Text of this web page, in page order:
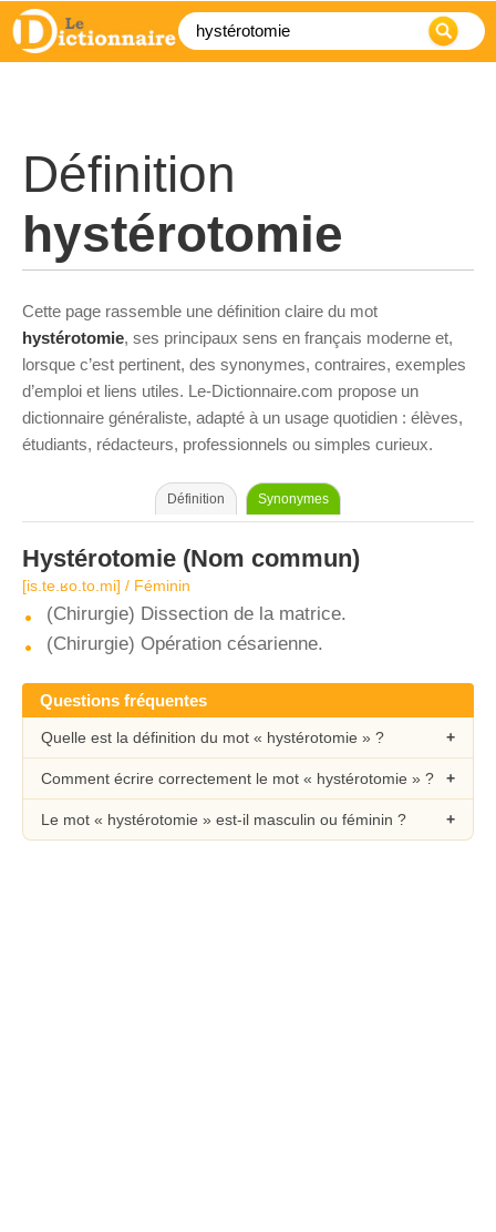
Définition
hystérotomie
Cette page rassemble une définition claire du mot
hystérotomie, ses principaux sens en français moderne et,
lorsque c’est pertinent, des synonymes, contraires, exemples
d’emploi et liens utiles. Le-Dictionnaire.com propose un
dictionnaire généraliste, adapté à un usage quotidien : élèves,
étudiants, rédacteurs, professionnels ou simples curieux.
Définition Synonymes
Hystérotomie (Nom commun)
[is.te.ʁo.to.mi] / Féminin
(Chirurgie) Dissection de la matrice.
(Chirurgie) Opération césarienne.
Questions fréquentes
Quelle est la définition du mot « hystérotomie » ?
Comment écrire correctement le mot « hystérotomie » ?
Le mot « hystérotomie » est-il masculin ou féminin ?